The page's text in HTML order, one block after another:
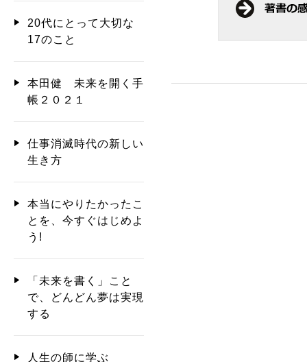
20代にとって大切な
17のこと
本田健 未来を開く手
帳２０２１
仕事消滅時代の新しい
生き方
本当にやりたかったこ
とを、今すぐはじめよ
う!
「未来を書く」こと
で、どんどん夢は実現
する
人生の師に学ぶ